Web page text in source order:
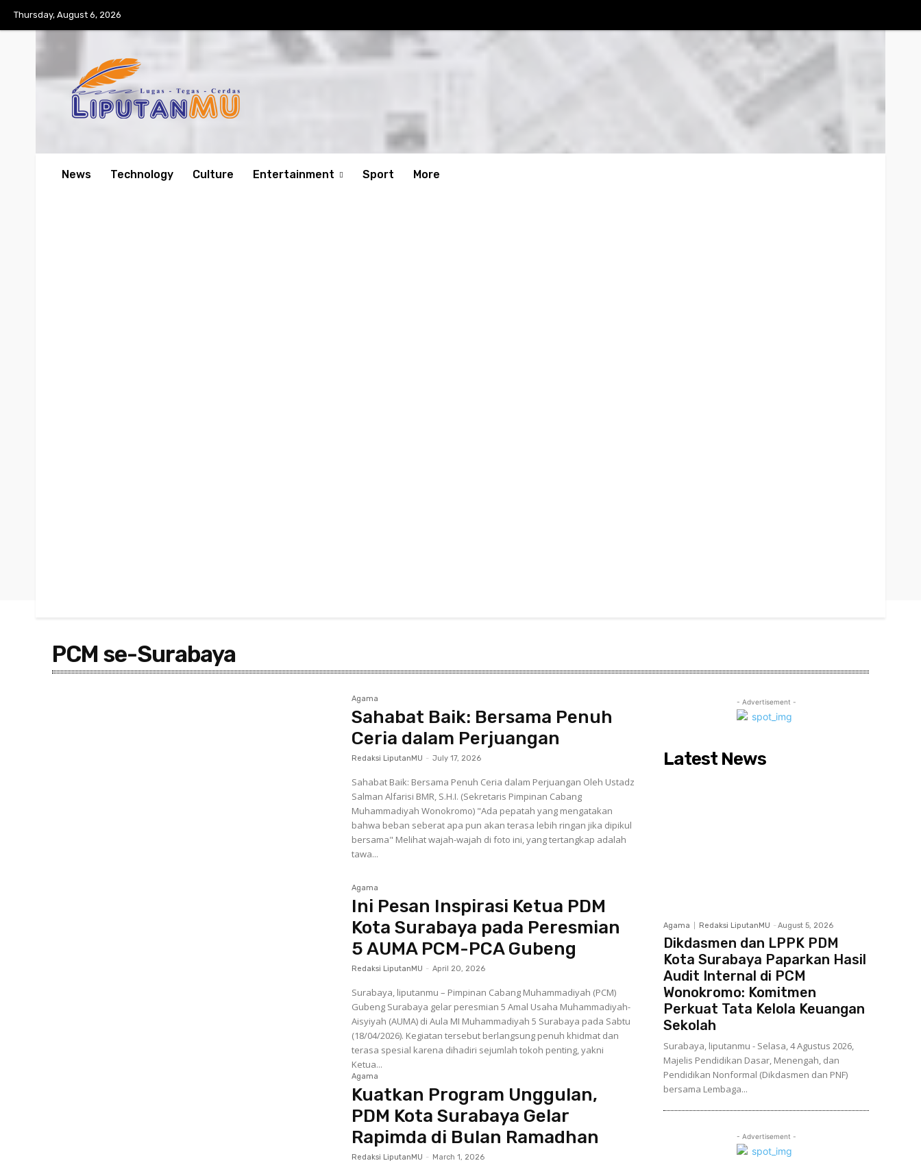
Thursday, August 6, 2026
News Technology Culture Entertainment Sport More
PCM se-Surabaya
Agama
Sahabat Baik: Bersama Penuh
Ceria dalam Perjuangan
Redaksi LiputanMU - July 17, 2026
Sahabat Baik: Bersama Penuh Ceria dalam Perjuangan Oleh Ustadz
Salman Alfarisi BMR, S.H.I. (Sekretaris Pimpinan Cabang
Muhammadiyah Wonokromo) "Ada pepatah yang mengatakan
bahwa beban seberat apa pun akan terasa lebih ringan jika dipikul
bersama" Melihat wajah-wajah di foto ini, yang tertangkap adalah
tawa...
Agama
Ini Pesan Inspirasi Ketua PDM
Kota Surabaya pada Peresmian
5 AUMA PCM-PCA Gubeng
Redaksi LiputanMU - April 20, 2026
Surabaya, liputanmu – Pimpinan Cabang Muhammadiyah (PCM)
Gubeng Surabaya gelar peresmian 5 Amal Usaha Muhammadiyah-
Aisyiyah (AUMA) di Aula MI Muhammadiyah 5 Surabaya pada Sabtu
(18/04/2026). Kegiatan tersebut berlangsung penuh khidmat dan
terasa spesial karena dihadiri sejumlah tokoh penting, yakni
Ketua...
Agama
Kuatkan Program Unggulan,
PDM Kota Surabaya Gelar
Rapimda di Bulan Ramadhan
Redaksi LiputanMU - March 1, 2026
- Advertisement -
Latest News
Agama Redaksi LiputanMU - August 5, 2026
Dikdasmen dan LPPK PDM
Kota Surabaya Paparkan Hasil
Audit Internal di PCM
Wonokromo: Komitmen
Perkuat Tata Kelola Keuangan
Sekolah
Surabaya, liputanmu - Selasa, 4 Agustus 2026,
Majelis Pendidikan Dasar, Menengah, dan
Pendidikan Nonformal (Dikdasmen dan PNF)
bersama Lembaga...
- Advertisement -